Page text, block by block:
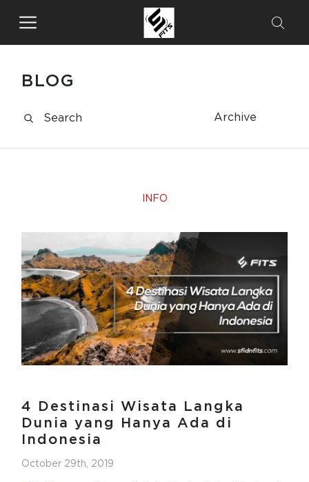
BLOG
Archive
INFO
4 Destinasi Wisata Langka
Dunia yang Hanya Ada di
Indonesia
October 29th, 2019